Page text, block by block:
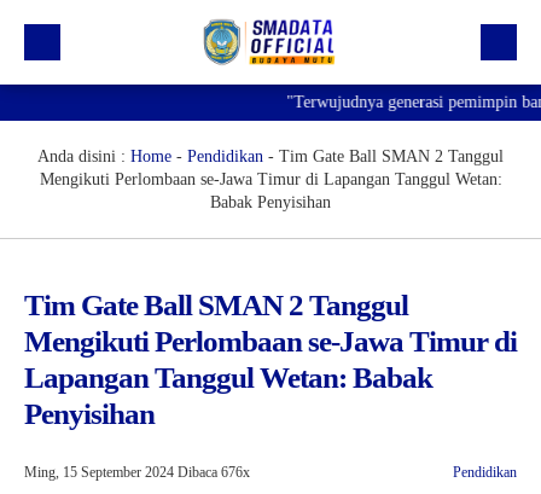
Profil
Prestasi
Informasi
Saluran Resmi WA
"Terwujudnya generasi pemimpin
Anda disini : Home - Pendidikan - Tim Gate Ball SMAN 2 Tanggul
Mengikuti Perlombaan se-Jawa Timur di Lapangan Tanggul Wetan:
Babak Penyisihan
Tim Gate Ball SMAN 2 Tanggul
Mengikuti Perlombaan se-Jawa Timur di
Lapangan Tanggul Wetan: Babak
Penyisihan
Ming, 15 September 2024 Dibaca 676x Pendidikan